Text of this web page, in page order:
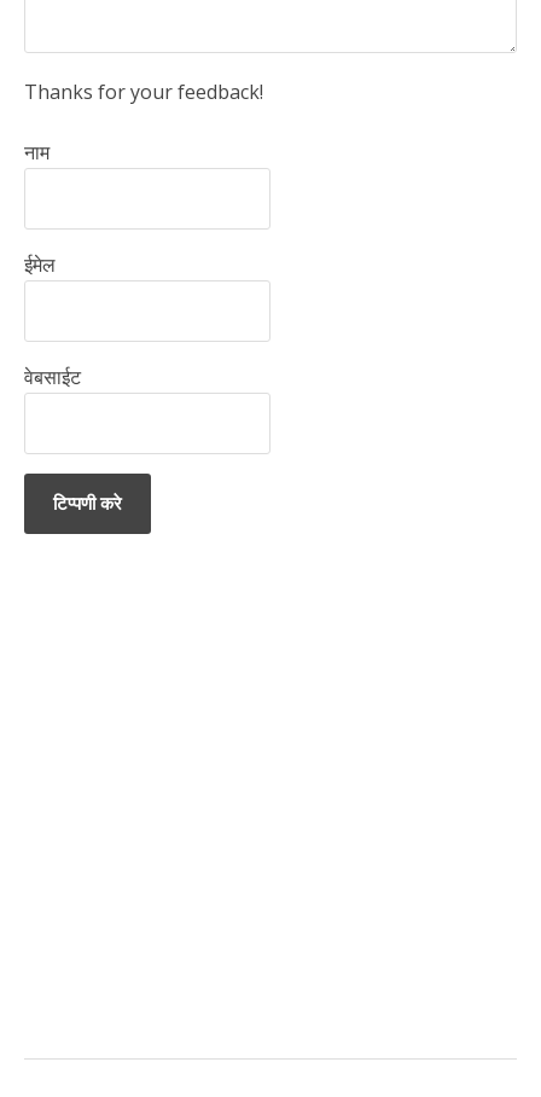
Thanks for your feedback!
नाम
ईमेल
वेबसाईट